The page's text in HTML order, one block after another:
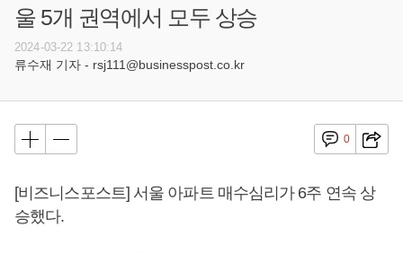
울 5개 권역에서 모두 상승
2024-03-22 13:10:14
류수재 기자 - rsj111@businesspost.co.kr
0
[비즈니스포스트] 서울 아파트 매수심리가 6주 연속 상
승했다.